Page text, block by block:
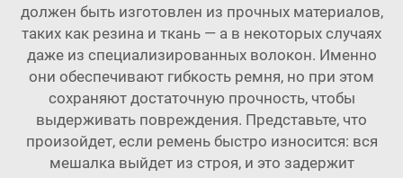
должен быть изготовлен из прочных материалов,
таких как резина и ткань — а в некоторых случаях
даже из специализированных волокон. Именно
они обеспечивают гибкость ремня, но при этом
сохраняют достаточную прочность, чтобы
выдерживать повреждения. Представьте, что
произойдет, если ремень быстро износится: вся
мешалка выйдет из строя, и это задержит